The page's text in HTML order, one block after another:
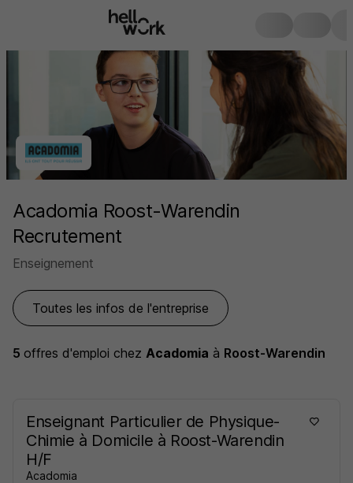
Acadomia Roost-Warendin
Recrutement
Enseignement
Toutes les infos de l'entreprise
5 offres d'emploi chez Acadomia à Roost-Warendin
Enseignant Particulier de Physique-
Chimie à Domicile à Roost-Warendin
H/F
Acadomia